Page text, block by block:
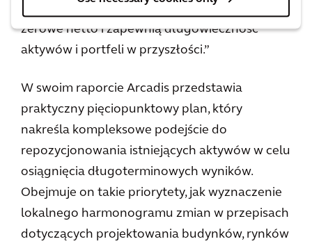
które ochronią wartość, poprawią wyniki
zerowe netto i zapewnią długowieczność
aktywów i portfeli w przyszłości.”
W swoim raporcie Arcadis przedstawia
praktyczny pięciopunktowy plan, który
nakreśla kompleksowe podejście do
repozycjonowania istniejących aktywów w celu
osiągnięcia długoterminowych wyników.
Obejmuje on takie priorytety, jak wyznaczenie
lokalnego harmonogramu zmian w przepisach
dotyczących projektowania budynków, rynków